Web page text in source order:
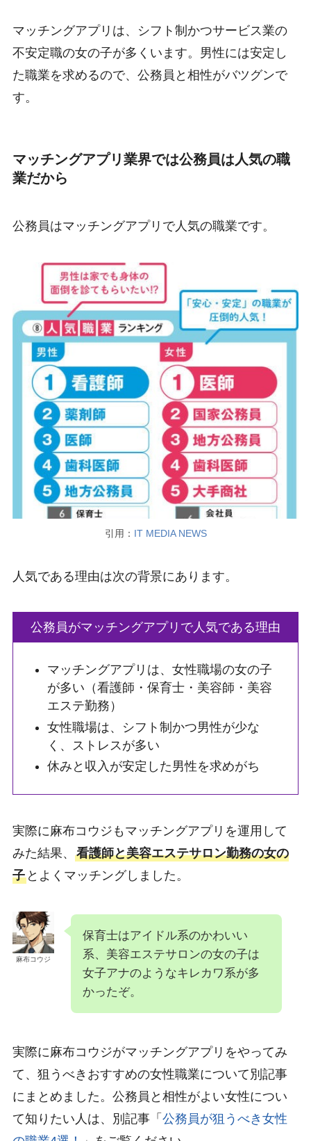
マッチングアプリは、シフト制かつサービス業の
不安定職の女の子が多くいます。男性には安定し
た職業を求めるので、公務員と相性がバツグンで
す。
マッチングアプリ業界では公務員は人気の職
業だから
公務員はマッチングアプリで人気の職業です。
引用： IT MEDIA NEWS
人気である理由は次の背景にあります。
公務員がマッチングアプリで人気である理由
マッチングアプリは、女性職場の女の子
が多い（看護師・保育士・美容師・美容
エステ勤務）
女性職場は、シフト制かつ男性が少な
く、ストレスが多い
休みと収入が安定した男性を求めがち
実際に麻布コウジもマッチングアプリを運用して
みた結果、 看護師と美容エステサロン勤務の女の
子とよくマッチングしました。
麻布コウジ
保育士はアイドル系のかわいい
系、美容エステサロンの女の子は
女子アナのようなキレカワ系が多
かったぞ。
実際に麻布コウジがマッチングアプリをやってみ
て、狙うべきおすすめの女性職業について別記事
にまとめました。公務員と相性がよい女性につい
て知りたい人は、別記事「 公務員が狙うべき女性